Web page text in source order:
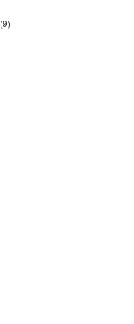
(9)